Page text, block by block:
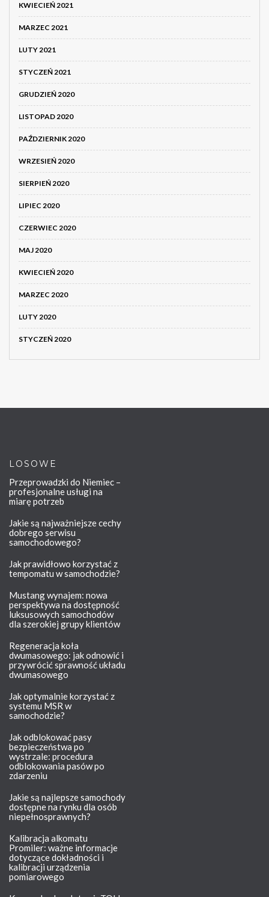
KWIECIEŃ 2021
MARZEC 2021
LUTY 2021
STYCZEŃ 2021
GRUDZIEŃ 2020
LISTOPAD 2020
PAŹDZIERNIK 2020
WRZESIEŃ 2020
SIERPIEŃ 2020
LIPIEC 2020
CZERWIEC 2020
MAJ 2020
KWIECIEŃ 2020
MARZEC 2020
LUTY 2020
STYCZEŃ 2020
LOSOWE
Przeprowadzki do Niemiec –
profesjonalne usługi na
miarę potrzeb
Jakie są najważniejsze cechy
dobrego serwisu
samochodowego?
Jak prawidłowo korzystać z
tempomatu w samochodzie?
Mustang wynajem: nowa
perspektywa na dostępność
luksusowych samochodów
dla szerokiej grupy klientów
Regeneracja koła
dwumasowego: jak odnowić i
przywrócić sprawność układu
dwumasowego
Jak optymalnie korzystać z
systemu MSR w
samochodzie?
Jak odblokować pasy
bezpieczeństwa po
wystrzale: procedura
odblokowania pasów po
zdarzeniu
Jakie są najlepsze samochody
dostępne na rynku dla osób
niepełnosprawnych?
Kalibracja alkomatu
Promiler: ważne informacje
dotyczące dokładności i
kalibracji urządzenia
pomiarowego